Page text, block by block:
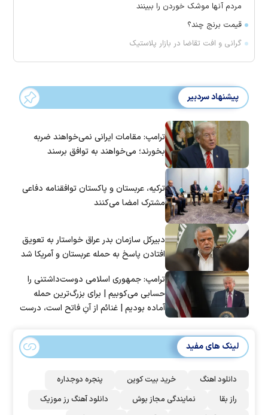
مردم آنها موشک خوردن را ببینند
قیمت برنج چند؟
گرانی و افت تقاضا در بازار پلاستیک
پیشنهاد سردبیر
ترامپ: مقامات ایرانی نمی‌خواهند ضربه
بخورند؛ می‌خواهند به توافق برسند
ترکیه، عربستان و پاکستان توافقنامه دفاعی
مشترک امضا می‌کنند
دبیرکل سازمان بدر عراق خواستار به تعویق
افتادن پاسخ به حمله عربستان و آمریکا شد
ترامپ: جمهوری اسلامی دوست‌داشتنی را
حسابی می‌کوبیم | برای بزرگ‌ترین حمله
آماده بودیم | غنائم از آنِ فاتح است، درست
لینک های مفید
دانلود اهنگ خرید بیت کوین
پنجره دوجداره
راز بقا
نمایندگی مجاز بوش
دانلود آهنگ رز‌ موزیک